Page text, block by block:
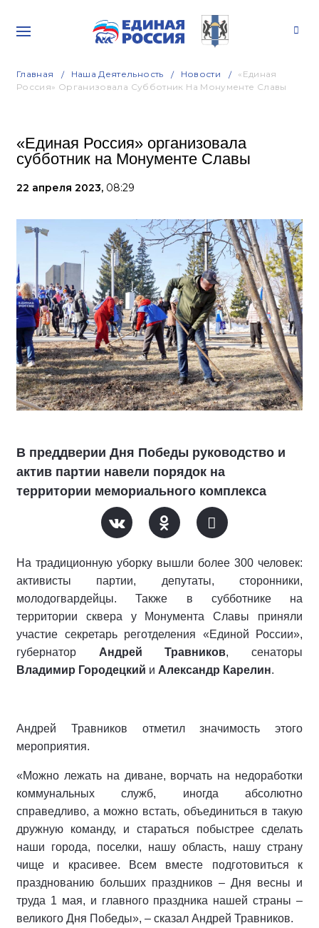
Главная Наша Деятельность Новости
«Единая
Россия» Организовала Субботник На Монументе Славы
«Единая Россия» организовала
субботник на Монументе Славы
22 апреля 2023, 08:29
В преддверии Дня Победы руководство и
актив партии навели порядок на
территории мемориального комплекса
На традиционную уборку вышли более 300 человек:
активисты партии, депутаты, сторонники,
молодогвардейцы. Также в субботнике на
территории сквера у Монумента Славы приняли
участие секретарь реготделения «Единой России»,
губернатор Андрей Травников, сенаторы
Владимир Городецкий и Александр Карелин.
Андрей Травников отметил значимость этого
мероприятия.
«Можно лежать на диване, ворчать на недоработки
коммунальных служб, иногда абсолютно
справедливо, а можно встать, объединиться в такую
дружную команду, и стараться побыстрее сделать
наши города, поселки, нашу область, нашу страну
чище и красивее. Всем вместе подготовиться к
празднованию больших праздников – Дня весны и
труда 1 мая, и главного праздника нашей страны –
великого Дня Победы», – сказал Андрей Травников.